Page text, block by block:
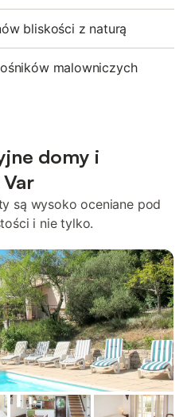
bliskości z naturą
malowniczych
domy i
są wysoko oceniane pod
i nie tylko.